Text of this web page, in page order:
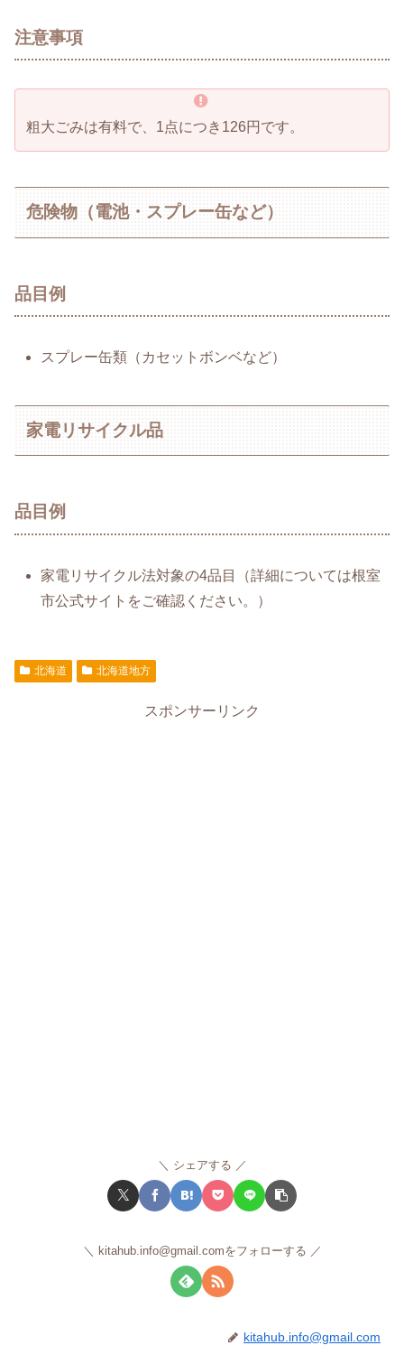
注意事項
粗大ごみは有料で、1点につき126円です。
危険物（電池・スプレー缶など）
品目例
スプレー缶類（カセットボンベなど）
家電リサイクル品
品目例
家電リサイクル法対象の4品目（詳細については根室
市公式サイトをご確認ください。）
北海道 北海道地方
スポンサーリンク
シェアする
kitahub.info@gmail.comをフォローする
kitahub.info@gmail.com